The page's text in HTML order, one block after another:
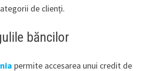
de clienți.
băncilor
permite accesarea unui credit de